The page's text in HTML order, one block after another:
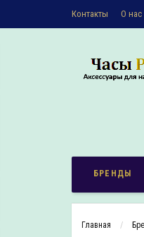
Контакты О наc
БРЕНДЫ
Главная